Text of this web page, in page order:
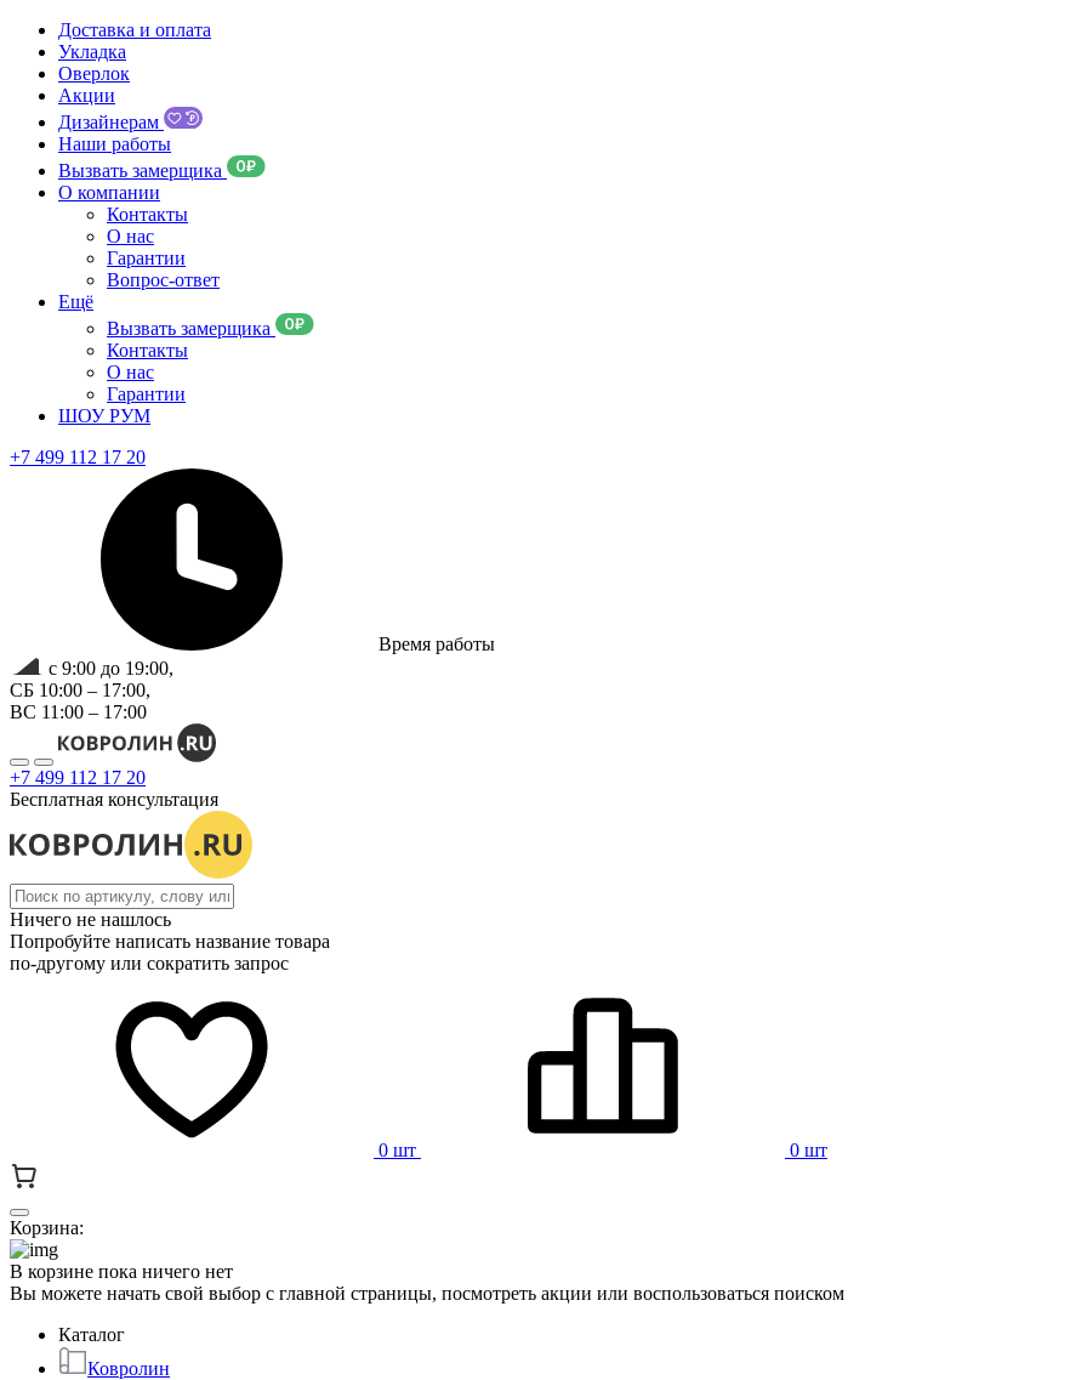
Доставка и оплата
Укладка
Оверлок
Акции
Дизайнерам
Наши работы
Вызвать замерщика
О компании
Контакты
О нас
Гарантии
Вопрос-ответ
Ещё
Вызвать замерщика
Контакты
О нас
Гарантии
ШОУ РУМ
+7 499 112 17 20
Время работы
с 9:00 до 19:00,
СБ 10:00 – 17:00,
ВС 11:00 – 17:00
+7 499 112 17 20
Бесплатная консультация
Ничего не нашлось
Попробуйте написать название товара
по-другому или сократить запрос
0 шт 0 шт
Корзина:
В корзине пока ничего нет
Вы можете начать свой выбор с главной страницы, посмотреть акции или воспользоваться поиском
Каталог
Ковролин